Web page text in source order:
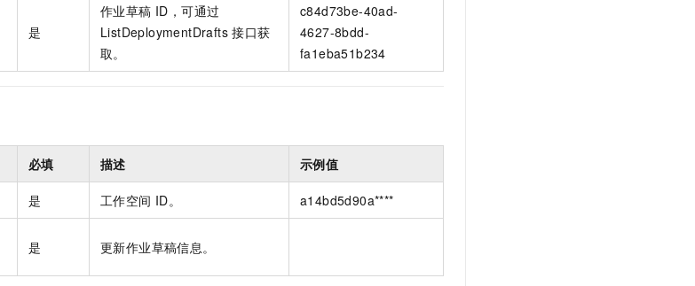
是
作业草稿 ID，可通过
ListDeploymentDrafts 接口获
取。
c84d73be-40ad-
4627-8bdd-
fa1eba51b234
必填 描述 示例值
是 工作空间 ID。 a14bd5d90a****
是 更新作业草稿信息。